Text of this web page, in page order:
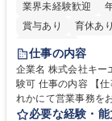
業界未経験歓迎
賞与あり
育休あり
土日祝休み
仕事の内容
企業名 株式会社キーエンス 求人名 【大阪・京都・滋
験可 仕事の内容 【仕事内容】大阪営業所、京都営業所、滋賀営業所いず
れかにて営業事務を
の作成・カタログ送
必要な経験・能